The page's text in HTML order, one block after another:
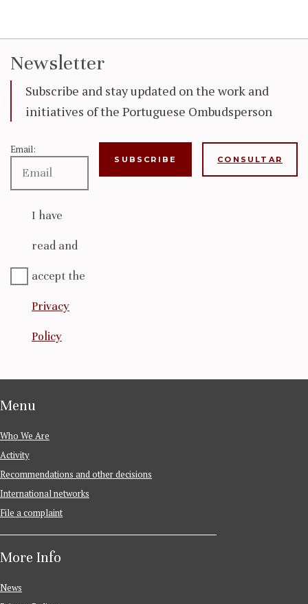
Newsletter
Subscribe and stay updated on the work and
initiatives of the Portuguese Ombudsperson
Email:
I have
read and
accept the
Privacy
Policy
CONSULTAR
Menu
Who We Are
Activity
Recommendations and other decisions
International networks
File a complaint
More Info
News